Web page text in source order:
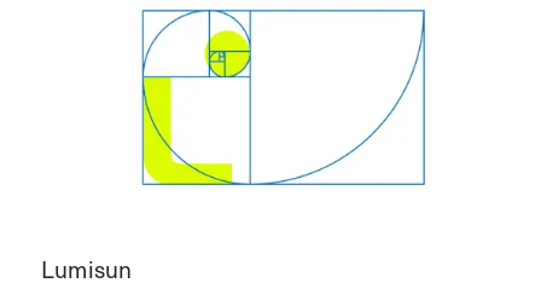
Lumisun